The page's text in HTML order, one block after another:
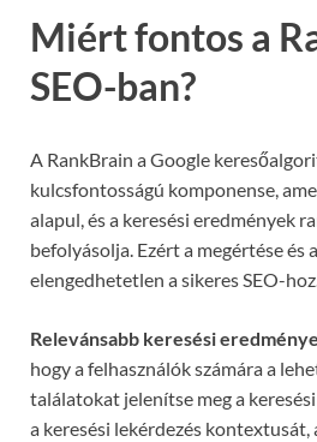
Miért fontos a
SEO-ban?
A RankBrain a Google
kulcsfontosságú komponense,
alapul, és a keresési eredmények
befolyásolja. Ezért a megértése és
elengedhetetlen a sikeres SEO-
Relevánsabb keresési
hogy a felhasználók számára a
találatokat jelenítse meg a
a keresési lekérdezés